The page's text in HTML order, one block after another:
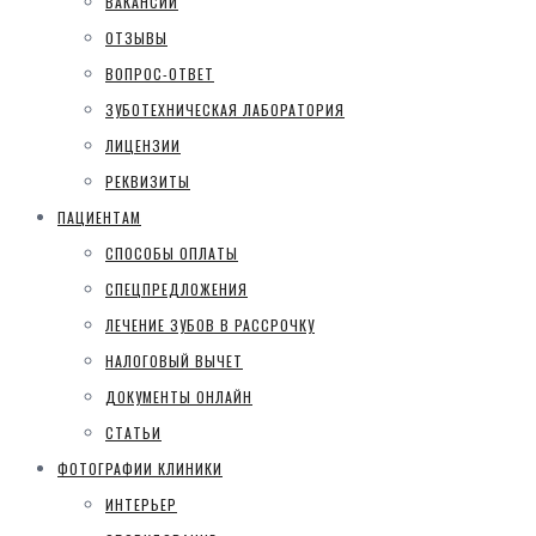
ОТЗЫВЫ
ВОПРОС-ОТВЕТ
ЗУБОТЕХНИЧЕСКАЯ ЛАБОРАТОРИЯ
ЛИЦЕНЗИИ
РЕКВИЗИТЫ
ПАЦИЕНТАМ
СПОСОБЫ ОПЛАТЫ
СПЕЦПРЕДЛОЖЕНИЯ
ЛЕЧЕНИЕ ЗУБОВ В РАССРОЧКУ
НАЛОГОВЫЙ ВЫЧЕТ
ДОКУМЕНТЫ ОНЛАЙН
СТАТЬИ
ФОТОГРАФИИ КЛИНИКИ
ИНТЕРЬЕР